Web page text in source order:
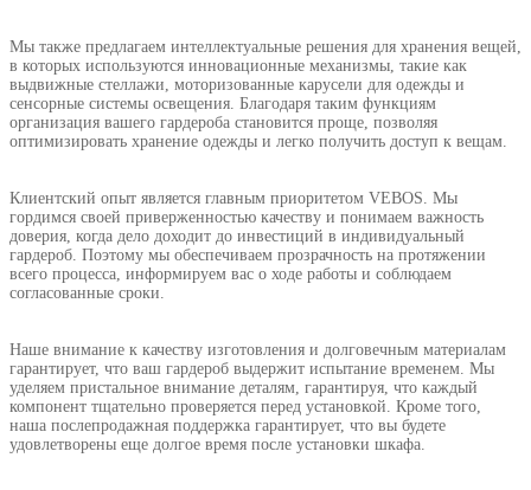
Мы также предлагаем интеллектуальные решения для хранения вещей,
в которых используются инновационные механизмы, такие как
выдвижные стеллажи, моторизованные карусели для одежды и
сенсорные системы освещения. Благодаря таким функциям
организация вашего гардероба становится проще, позволяя
оптимизировать хранение одежды и легко получить доступ к вещам.
Клиентский опыт является главным приоритетом VEBOS. Мы
гордимся своей приверженностью качеству и понимаем важность
доверия, когда дело доходит до инвестиций в индивидуальный
гардероб. Поэтому мы обеспечиваем прозрачность на протяжении
всего процесса, информируем вас о ходе работы и соблюдаем
согласованные сроки.
Наше внимание к качеству изготовления и долговечным материалам
гарантирует, что ваш гардероб выдержит испытание временем. Мы
уделяем пристальное внимание деталям, гарантируя, что каждый
компонент тщательно проверяется перед установкой. Кроме того,
наша послепродажная поддержка гарантирует, что вы будете
удовлетворены еще долгое время после установки шкафа.